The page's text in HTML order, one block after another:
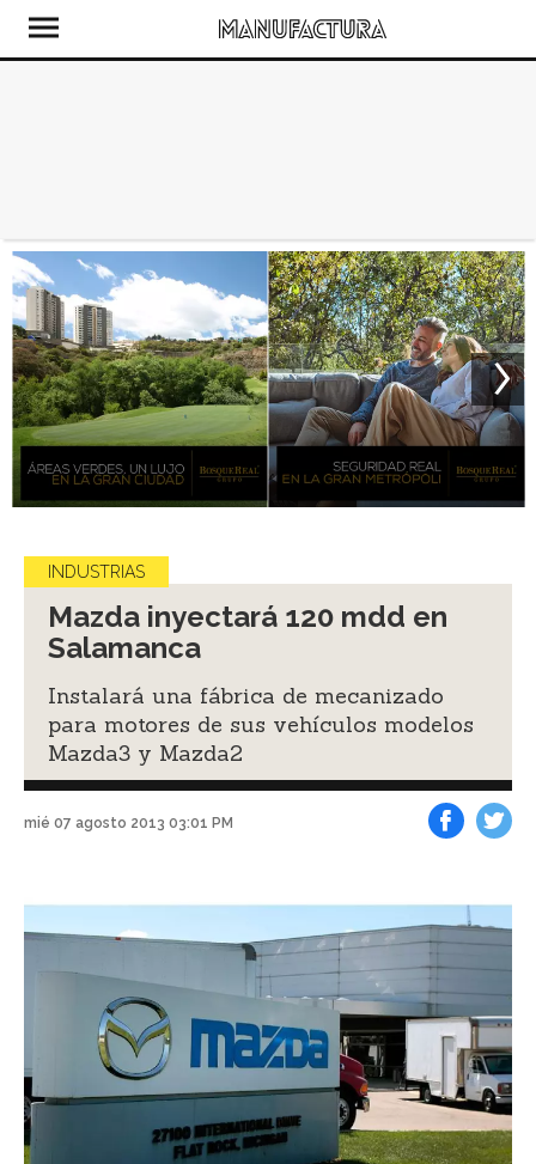
INDUSTRIAS
Mazda inyectará 120 mdd en
Salamanca
Instalará una fábrica de mecanizado
para motores de sus vehículos modelos
Mazda3 y Mazda2
mié 07 agosto 2013 03:01 PM